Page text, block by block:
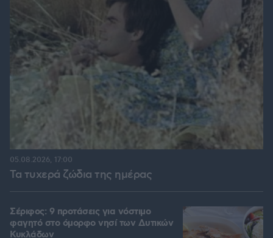
Τα τυχερά ζώδια της ημέρας
05.08.2026, 17:00
Σέριφος: 9 προτάσεις για νόστιμο
φαγητό στο όμορφο νησί των Δυτικών
Κυκλάδων